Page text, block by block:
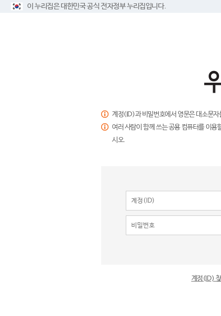
이 누리집은 대한민국 공식 전자정부 누리집입니다.
계정(ID)과 비밀번호에서 영문은 대소문
여러 사람이 함께 쓰는 공용 컴퓨터를 이
시오.
계정(ID)